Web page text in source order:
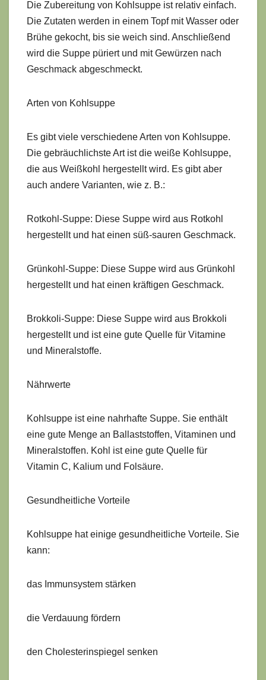
Die Zubereitung von Kohlsuppe ist relativ einfach.
Die Zutaten werden in einem Topf mit Wasser oder
Brühe gekocht, bis sie weich sind. Anschließend
wird die Suppe püriert und mit Gewürzen nach
Geschmack abgeschmeckt.
Arten von Kohlsuppe
Es gibt viele verschiedene Arten von Kohlsuppe.
Die gebräuchlichste Art ist die weiße Kohlsuppe,
die aus Weißkohl hergestellt wird. Es gibt aber
auch andere Varianten, wie z. B.:
Rotkohl-Suppe: Diese Suppe wird aus Rotkohl
hergestellt und hat einen süß-sauren Geschmack.
Grünkohl-Suppe: Diese Suppe wird aus Grünkohl
hergestellt und hat einen kräftigen Geschmack.
Brokkoli-Suppe: Diese Suppe wird aus Brokkoli
hergestellt und ist eine gute Quelle für Vitamine
und Mineralstoffe.
Nährwerte
Kohlsuppe ist eine nahrhafte Suppe. Sie enthält
eine gute Menge an Ballaststoffen, Vitaminen und
Mineralstoffen. Kohl ist eine gute Quelle für
Vitamin C, Kalium und Folsäure.
Gesundheitliche Vorteile
Kohlsuppe hat einige gesundheitliche Vorteile. Sie
kann:
das Immunsystem stärken
die Verdauung fördern
den Cholesterinspiegel senken